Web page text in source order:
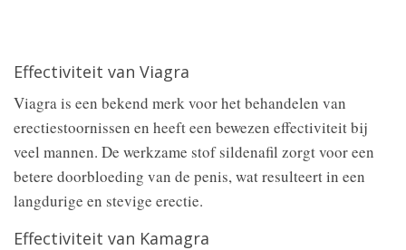
Effectiviteit van Viagra
Viagra is een bekend merk voor het behandelen van
erectiestoornissen en heeft een bewezen effectiviteit bij
veel mannen. De werkzame stof sildenafil zorgt voor een
betere doorbloeding van de penis, wat resulteert in een
langdurige en stevige erectie.
Effectiviteit van Kamagra